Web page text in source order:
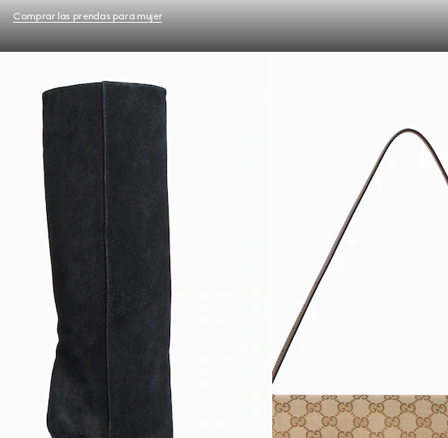
Comprar las prendas para mujer